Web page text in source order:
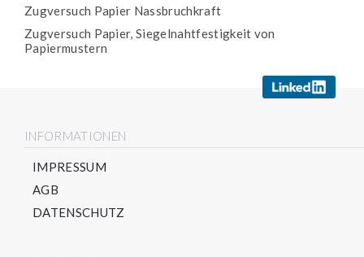
Zugversuch Papier Nassbruchkraft
Zugversuch Papier, Siegelnahtfestigkeit von
Papiermustern
INFORMATIONEN
IMPRESSUM
AGB
DATENSCHUTZ